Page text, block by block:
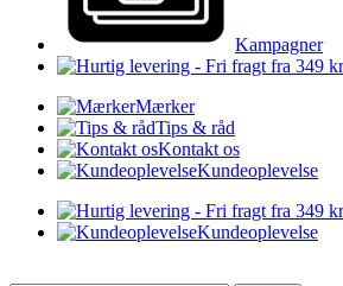
Kampagner
Mærker
Tips & råd
Kontakt os
Kundeoplevelse
Kundeoplevelse